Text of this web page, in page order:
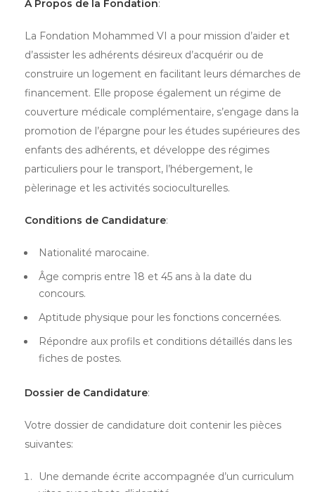
À Propos de la Fondation:
La Fondation Mohammed VI a pour mission d’aider et
d’assister les adhérents désireux d’acquérir ou de
construire un logement en facilitant leurs démarches de
financement. Elle propose également un régime de
couverture médicale complémentaire, s’engage dans la
promotion de l’épargne pour les études supérieures des
enfants des adhérents, et développe des régimes
particuliers pour le transport, l’hébergement, le
pèlerinage et les activités socioculturelles.
Conditions de Candidature:
Nationalité marocaine.
Âge compris entre 18 et 45 ans à la date du
concours.
Aptitude physique pour les fonctions concernées.
Répondre aux profils et conditions détaillés dans les
fiches de postes.
Dossier de Candidature:
Votre dossier de candidature doit contenir les pièces
suivantes:
Une demande écrite accompagnée d’un curriculum